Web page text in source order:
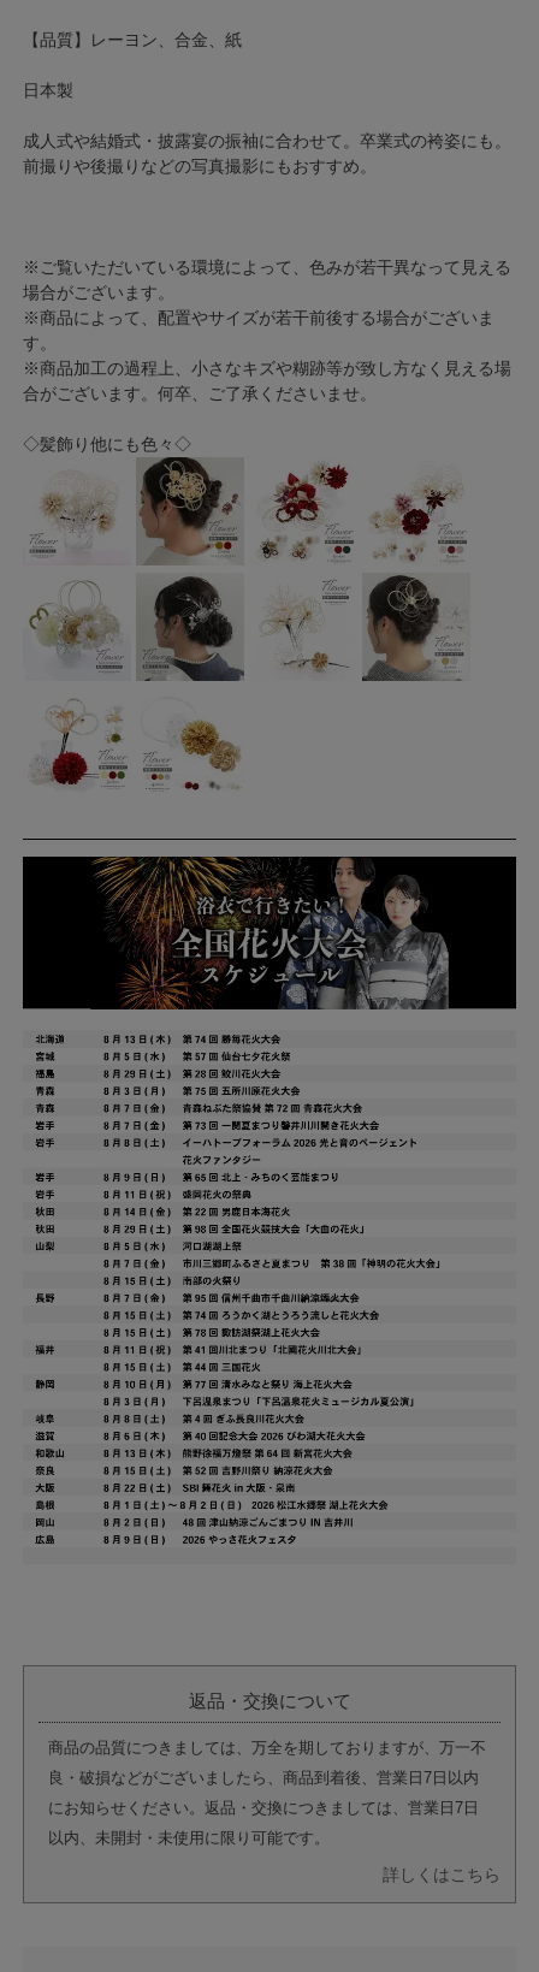
【品質】レーヨン、合金、紙
日本製
成人式や結婚式・披露宴の振袖に合わせて。卒業式の袴姿にも。
前撮りや後撮りなどの写真撮影にもおすすめ。
※ご覧いただいている環境によって、色みが若干異なって見える
場合がございます。
※商品によって、配置やサイズが若干前後する場合がございま
す。
※商品加工の過程上、小さなキズや糊跡等が致し方なく見える場
合がございます。何卒、ご了承くださいませ。
◇髪飾り他にも色々◇
返品・交換について
商品の品質につきましては、万全を期しておりますが、万一不
良・破損などがございましたら、商品到着後、営業日7日以内
にお知らせください。返品・交換につきましては、営業日7日
以内、未開封・未使用に限り可能です。
詳しくはこちら